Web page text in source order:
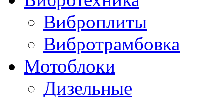
Виброплиты
Вибротрамбовка
Мотоблоки
Дизельные